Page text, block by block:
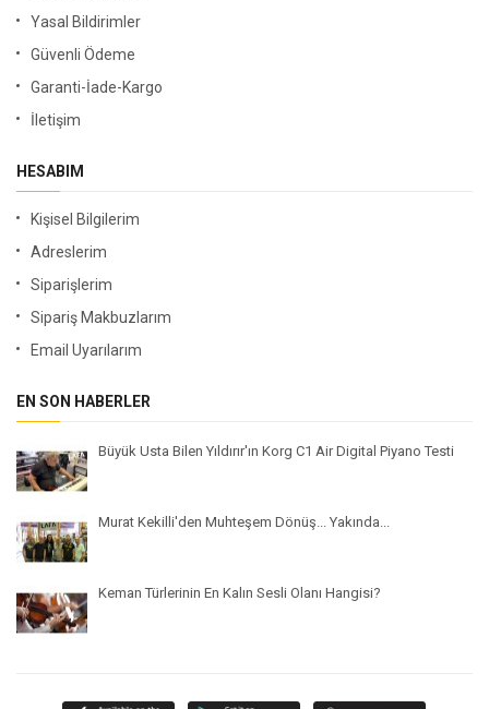
Yasal Bildirimler
Güvenli Ödeme
Garanti-İade-Kargo
İletişim
HESABIM
Kişisel Bilgilerim
Adreslerim
Siparişlerim
Sipariş Makbuzlarım
Email Uyarılarım
EN SON HABERLER
Büyük Usta Bilen Yıldırır'ın Korg C1 Air Digital Piyano Testi
Murat Kekilli'den Muhteşem Dönüş... Yakında...
Keman Türlerinin En Kalın Sesli Olanı Hangisi?